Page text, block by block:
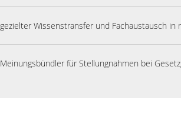
gezielter Wissenstransfer und Fachaustausch
Meinungsbündler für Stellungnahmen bei